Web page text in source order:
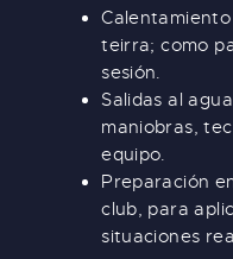
teirra; como
sesión.
Salidas al
maniobras,
equipo.
Preparación
club, para
situaciones